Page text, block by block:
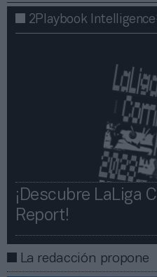
2Playbook
¡Descubre LaLiga
Report!​​
La redacción propone